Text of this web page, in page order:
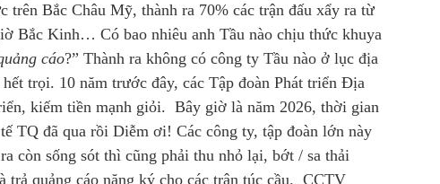
trên Bắc Châu Mỹ, thành ra 70% các trận đấu xẩy ra từ
Bắc Kinh… Có bao nhiêu anh Tầu nào chịu thức khuya
cáo?” Thành ra không có công ty Tầu nào ở lục địa
trọi. 10 năm trước đây, các Tập đoàn Phát triển Địa
kiếm tiền mạnh giỏi. Bây giờ là năm 2026, thời gian
TQ đã qua rồi Diễm ơi! Các công ty, tập đoàn lớn này
còn sống sót thì cũng phải thu nhỏ lại, bớt / sa thải
trả quảng cáo nặng ký cho các trận túc cầu. CCTV